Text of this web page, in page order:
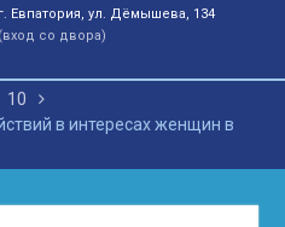
г. Евпатория, ул. Дёмышева, 134
(вход со двора)
10
в интересах женщин в